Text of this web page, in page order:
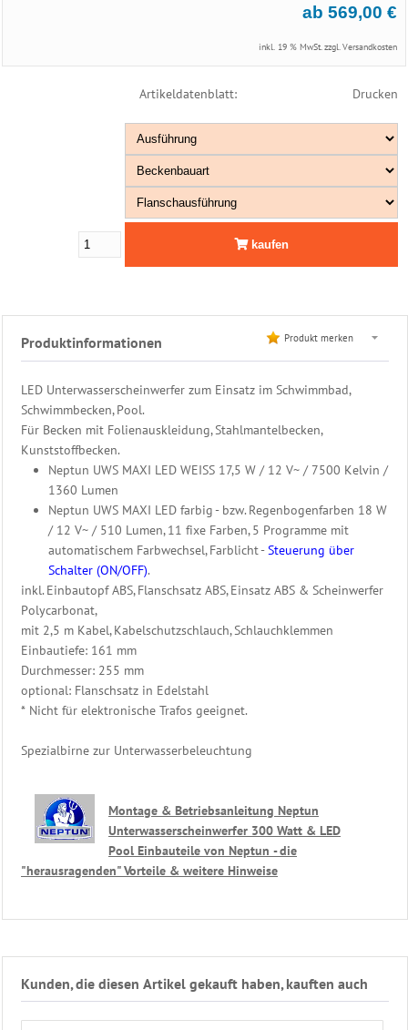
ab 569,00 €
inkl. 19 % MwSt. zzgl.Versandkosten
Artikeldatenblatt: Drucken
kaufen
Produktinformationen Produkt merken
LED Unterwasserscheinwerfer zum Einsatz im Schwimmbad,
Schwimmbecken, Pool.
Für Becken mit Folienauskleidung, Stahlmantelbecken,
Kunststoffbecken.
Neptun UWS MAXI LED WEISS 17,5 W / 12 V~ / 7500 Kelvin /
1360 Lumen
Neptun UWS MAXI LED farbig - bzw. Regenbogenfarben 18 W
/ 12 V~ / 510 Lumen, 11 fixe Farben, 5 Programme mit
automatischem Farbwechsel, Farblicht -Steuerung über
Schalter (ON/OFF).
inkl. Einbautopf ABS, Flanschsatz ABS, Einsatz ABS & Scheinwerfer
Polycarbonat,
mit 2,5 m Kabel, Kabelschutzschlauch, Schlauchklemmen
Einbautiefe: 161 mm
Durchmesser: 255 mm
optional: Flanschsatz in Edelstahl
* Nicht für elektronische Trafos geeignet.
Spezialbirne zur Unterwasserbeleuchtung
Montage & Betriebsanleitung Neptun
Unterwasserscheinwerfer 300 Watt & LED
Pool Einbauteile von Neptun - die
"herausragenden" Vorteile & weitere Hinweise
Kunden, die diesen Artikel gekauft haben, kauften auch
Dusche
Filter
Pumpen
PVC
Rohrmontagen
Schwimmbad
Steuerung
Heizung
Beckenwasser
Gegenstromanlage
Eisdruckpolster
Ersatzteile
Schwimmbadtechnik
Bäderliege
Unser
Zubehör